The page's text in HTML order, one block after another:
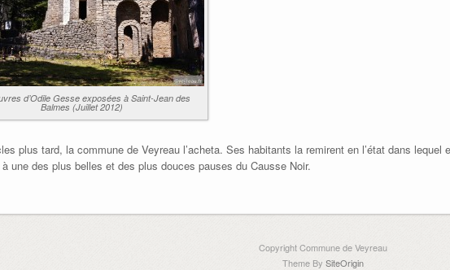
d’Odile Gesse exposées à Saint-Jean des
Balmes (Juillet 2012)
plus tard, la commune de Veyreau l’acheta. Ses habitants la remirent en l’état dans
une des plus belles et des plus douces pauses du Causse Noir.
Copyright Commune de Veyreau
Theme By SiteOrigin